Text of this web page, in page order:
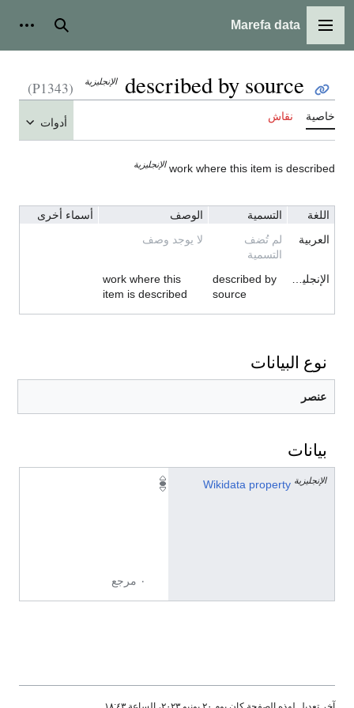
القائمة الرئيسية
Marefa data بحث
described by source الإنجليزية (P1343)
خاصية نقاش أدوات
work where this item is described الإنجليزية
اللغة التسمية الوصف
أسماء أخرى
العربية
لم تُضف
التسمية
لا يوجد وصف
الإنجليزية
described by
source
work where this
item is described
نوع البيانات
عنصر
بيانات
Wikidata property الإنجليزية
٠ مرجع